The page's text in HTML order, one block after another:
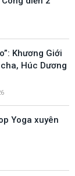
Khương Giới
Húc Dương
Yoga xuyên